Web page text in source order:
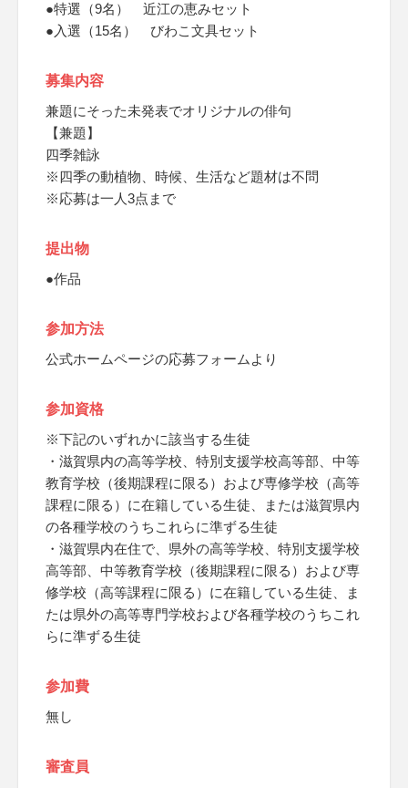
●特選（9名） 近江の恵みセット
●入選（15名） びわこ文具セット
募集内容
兼題にそった未発表でオリジナルの俳句
【兼題】
四季雑詠
※四季の動植物、時候、生活など題材は不問
※応募は一人3点まで
提出物
●作品
参加方法
公式ホームページの応募フォームより
参加資格
※下記のいずれかに該当する生徒
・滋賀県内の高等学校、特別支援学校高等部、中等
教育学校（後期課程に限る）および専修学校（高等
課程に限る）に在籍している生徒、または滋賀県内
の各種学校のうちこれらに準ずる生徒
・滋賀県内在住で、県外の高等学校、特別支援学校
高等部、中等教育学校（後期課程に限る）および専
修学校（高等課程に限る）に在籍している生徒、ま
たは県外の高等専門学校および各種学校のうちこれ
らに準ずる生徒
参加費
無し
審査員